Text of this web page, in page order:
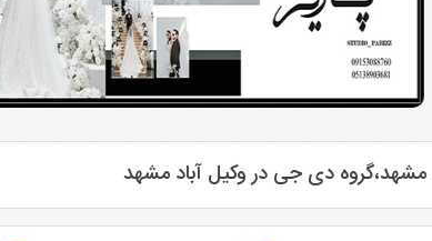
دی جی در وکیل آباد مشهد